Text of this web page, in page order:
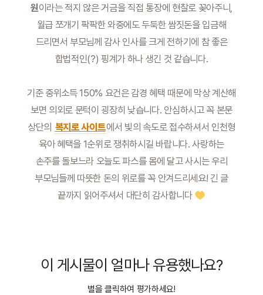
원이라는 적지 않은 거금을 직접 통장에 현찰로 꽂아주니,
월급 쪼개기 팍팍한 와중에도 두둑한 쌈짓돈을 입금해
드리면서 부모님께 감사 인사를 크게 전하기에 참 좋은
합법적인(?) 핑계가 하나 생긴 것 같습니다.
기준 중위소득 150% 요건은 감경 혜택 때문에 막상 계산해
보면 의외로 문턱이 굉장히 낮습니다. 안심하시고 꼭 본문
상단의 복지로 사이트에서 빛의 속도로 접수하셔서 인천형
육아 혜택을 1순위로 쟁취하시길 바랍니다. 사랑하는
손주를 돌보느라 오늘도 파스를 몸에 달고 사시는 우리
부모님들께 따뜻한 돈의 위로를 꼭 안겨드리세요! 긴 글
끝까지 읽어주셔서 대단히 감사합니다
이 게시물이 얼마나 유용했나요?
별을 클릭하여 평가하세요!